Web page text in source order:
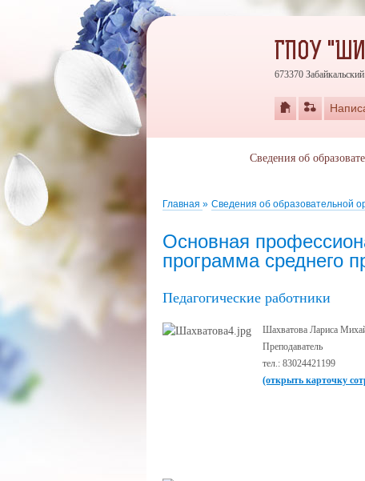
Главная » Сведения об образовательной
Основная
программа среднего
Педагогические работники
Шахватова Лариса
Преподаватель
тел.: 83024421199
(открыть карточку
ГПОУ
673370
Сведения об